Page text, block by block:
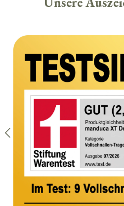
Bildergalerie überspringen